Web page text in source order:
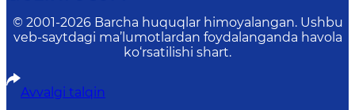
© 2001-2026 Barcha huquqlar himoyalangan. Ushbu
veb-saytdagi ma’lumotlardan foydalanganda havola
ko‘rsatilishi shart.
Avvalgi talqin